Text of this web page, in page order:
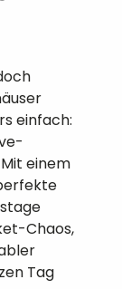
einfach:
einem
Chaos,
Tag